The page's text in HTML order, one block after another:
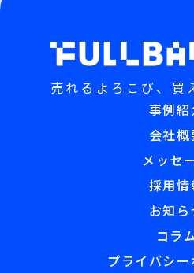
売れるよろこび、買
事例紹
会社概
メッセ
採用情
お知ら
コラ
プライバシー